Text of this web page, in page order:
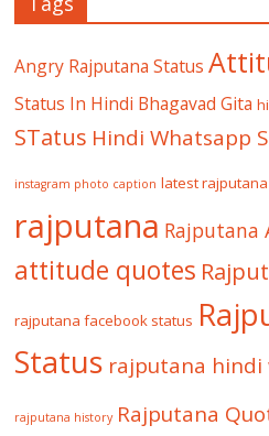
Angry Rajputana Status
Status In Hindi Bhagavad Gita
STatus Hindi Whatsapp
instagram photo caption latest
rajputana
attitude quotes
rajputana facebook status
Status rajputana
rajputana history Rajputana